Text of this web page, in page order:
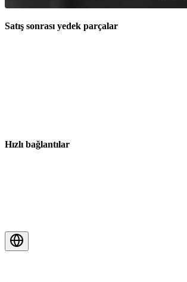
Satış sonrası yedek parçalar
Hızlı bağlantılar